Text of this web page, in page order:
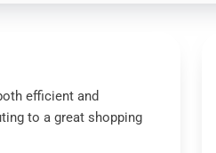
efficient and
to a great shopping